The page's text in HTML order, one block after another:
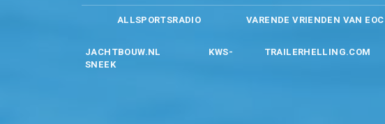
ALLSPORTSRADIO VARENDE VRIENDEN VAN EOC
JACHTBOUW.NL
KWS-
SNEEK
TRAILERHELLING.COM